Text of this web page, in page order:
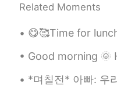
Related Moments
😋🥰Time for lunch🥰 😋 Hope you had
Good morning 🌞 How is your day so far ☺️
*며칠전* 아빠: 우리 J 불러서 토요일에 같이 축구 볼까?? 언니: 아이